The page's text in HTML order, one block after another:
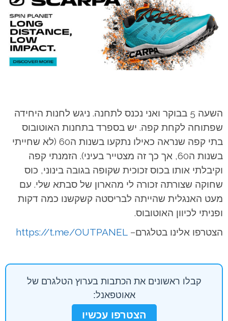
השעה 5 בבוקר ואני נכנס לתחנה. ניגש לחנות היחידה
שפתוחה לקחת קפה. יש בספרד בתחנות האוטובוס
בתי קפה שנראה כאילו נתקעו בשנות ה60 (לא שחייתי
בשנות ה60, אך כך זה מצטייר בעיני). הזמנתי קפה
וקיבלתי אותו בכוס זכוכית שקופה בגובה בינוני, כוס
שחוקה שצורתה זכורה לי מהארון של סבתא שלי. עם
מעט האנגלית שהייתה לבריסטה קשקשנו כמה דקות
ופניתי לכיוון האוטובוס.
הצטרפו אלינו בטלגרם– https://t.me/OUTPANEL
קבלו ראשונים את הכתבות בערוץ הטלגרם של
אאוטפאנל:
הצטרפו עכשיו